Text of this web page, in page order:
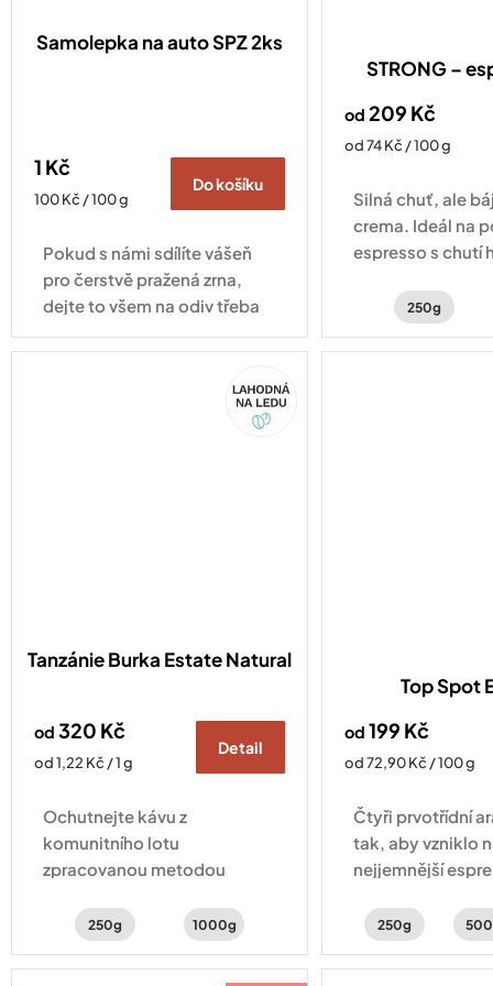
Samolepka na auto SPZ 2ks
1 Kč
Měrná
100 Kč / 100 g
Do košíku
Pokud s námi sdílíte vášeň
pro čerstvě pražená zrna,
dejte to všem na odiv třeba
právě naší minimalistickou
samolepkou. Samolepka na
STRONG –
od 209 Kč
Měrná
od 74 Kč / 100 g
Silná chuť, ale
crema. Ideál na
espresso s chutí
jemným250g
Tanzánie Burka Estate Natural
od 320 Kč
Měrná
od 1,22 Kč / 1 g
Detail
Ochutnejte kávu z
komunitního lotu
zpracovanou metodou
lesního ovoce, ibišku a
250g 1000g
Top Spot
od 199 Kč
Měrná
od 72,90 Kč / 100 g
Čtyři prvotřídní
tak, aby vzniklo
nejjemnější
a kakaové tóny.
250g